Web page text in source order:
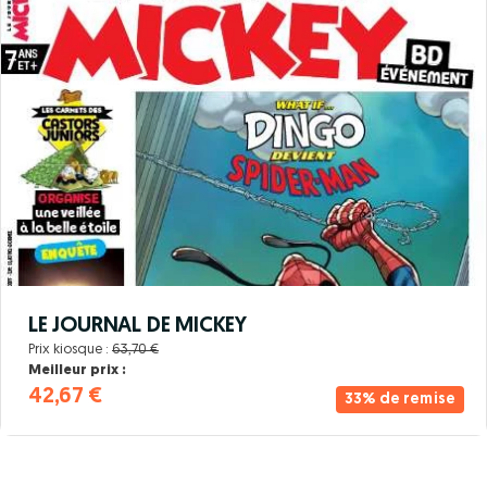
33% de remise
LE JOURNAL DE MICKEY
Prix kiosque : 63,70 €
Meilleur prix :
42,67 €